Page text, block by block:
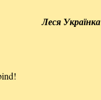
Леся Українка